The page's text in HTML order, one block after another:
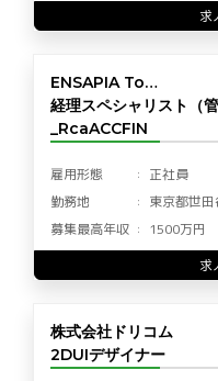
求
ENSAPIA To…
経理スペシャリスト（
_RcaACCFIN
雇用形態
正社員
勤務地
東京都世田
募集最高年収
1500万円
求
株式会社ドリコム
2DUIデザイナー